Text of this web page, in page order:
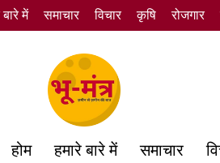
में समाचार विचार कृषि रोजगार
होम हमारे बारे में समाचार